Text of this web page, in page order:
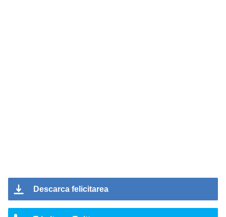
Descarca felicitarea